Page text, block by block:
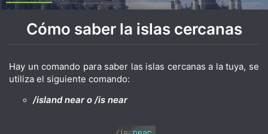
Cómo saber la islas cercanas
Hay un comando para saber las islas cercanas a la tuya, se
utiliza el siguiente comando:
/island near o /is near